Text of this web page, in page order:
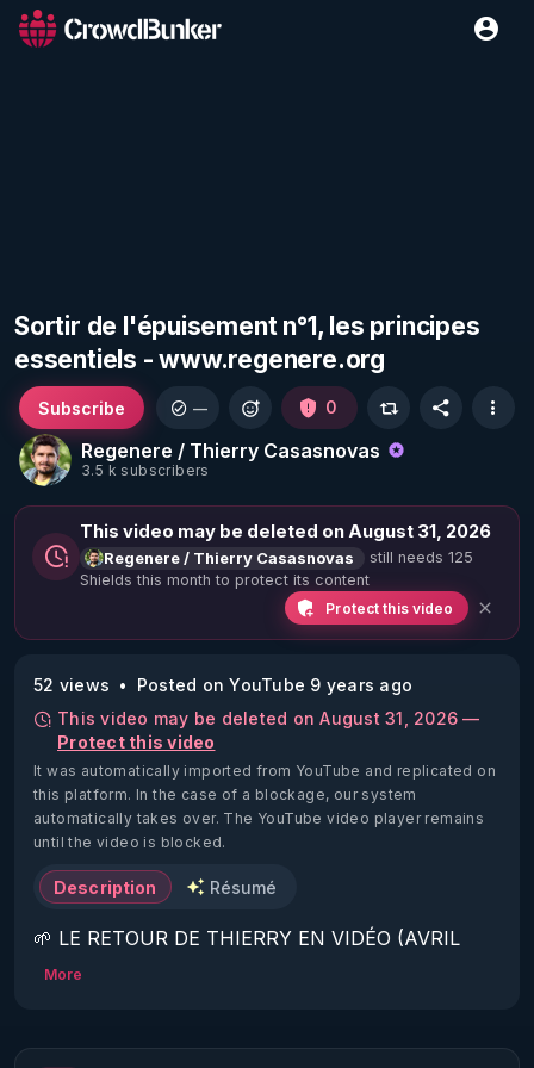
Sortir de l'épuisement n°1, les principes
essentiels - www.regenere.org
Regenere / Thierry Casasnovas
3.5 k subscribers
Subscribe — 0
This video may be deleted on August 31, 2026
Regenere / Thierry Casasnovas
still needs 125
Shields this month to protect its content
Protect this video
52 views
Posted on YouTube 9 years ago
This video may be deleted on August 31, 2026 —
Protect this video
It was automatically imported from YouTube and replicated on
this platform. In the case of a blockage, our system
automatically takes over. The YouTube video player remains
until the video is blocked.
Description Résumé
🌱 LE RETOUR DE THIERRY EN VIDÉO (AVRIL
2022)!
https://www.rgnr.fr/presentation.html
More